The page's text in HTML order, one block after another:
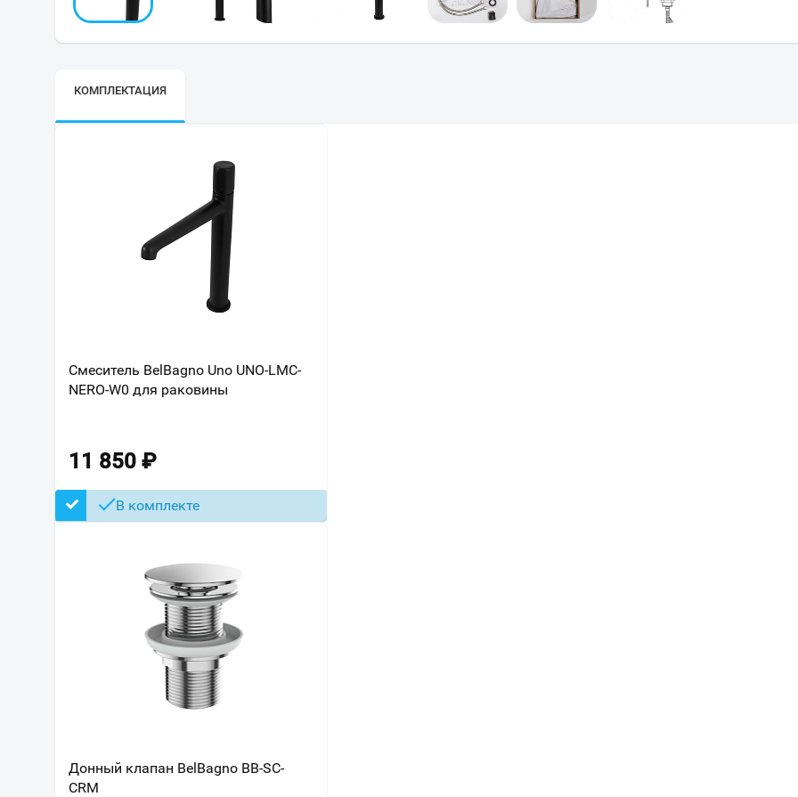
КОМПЛЕКТАЦИЯ
Смеситель BelBagno Uno UNO-LMC-
NERO-W0 для раковины
11 850 ₽
В комплекте
Донный клапан BelBagno BB-SC-
CRM